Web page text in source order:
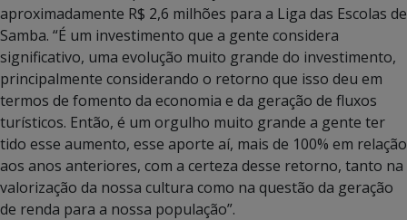
aproximadamente R$ 2,6 milhões para a Liga das Escolas de
Samba. “É um investimento que a gente considera
significativo, uma evolução muito grande do investimento,
principalmente considerando o retorno que isso deu em
termos de fomento da economia e da geração de fluxos
turísticos. Então, é um orgulho muito grande a gente ter
tido esse aumento, esse aporte aí, mais de 100% em relação
aos anos anteriores, com a certeza desse retorno, tanto na
valorização da nossa cultura como na questão da geração
de renda para a nossa população”.